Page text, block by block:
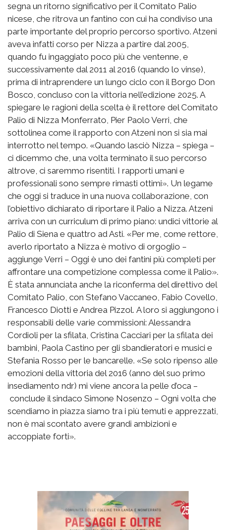
segna un ritorno significativo per il Comitato Palio
nicese, che ritrova un fantino con cui ha condiviso una
parte importante del proprio percorso sportivo. Atzeni
aveva infatti corso per Nizza a partire dal 2005,
quando fu ingaggiato poco più che ventenne, e
successivamente dal 2011 al 2016 (quando lo vinse),
prima di intraprendere un lungo ciclo con il Borgo Don
Bosco, concluso con la vittoria nell’edizione 2025. A
spiegare le ragioni della scelta è il rettore del Comitato
Palio di Nizza Monferrato, Pier Paolo Verri, che
sottolinea come il rapporto con Atzeni non si sia mai
interrotto nel tempo. «Quando lasciò Nizza – spiega –
ci dicemmo che, una volta terminato il suo percorso
altrove, ci saremmo risentiti. I rapporti umani e
professionali sono sempre rimasti ottimi». Un legame
che oggi si traduce in una nuova collaborazione, con
l’obiettivo dichiarato di riportare il Palio a Nizza. Atzeni
arriva con un curriculum di primo piano: undici vittorie al
Palio di Siena e quattro ad Asti. «Per me, come rettore,
averlo riportato a Nizza è motivo di orgoglio –
aggiunge Verri – Oggi è uno dei fantini più completi per
affrontare una competizione complessa come il Palio».
È stata annunciata anche la riconferma del direttivo del
Comitato Palio, con Stefano Vaccaneo, Fabio Covello,
Francesco Diotti e Andrea Pizzol. A loro si aggiungono i
responsabili delle varie commissioni: Alessandra
Cordioli per la sfilata, Cristina Cacciari per la sfilata dei
bambini, Paola Castino per gli sbandieratori e musici e
Stefania Rosso per le bancarelle. «Se solo ripenso alle
emozioni della vittoria del 2016 (anno del suo primo
insediamento ndr) mi viene ancora la pelle d’oca –
conclude il sindaco Simone Nosenzo – Ogni volta che
scendiamo in piazza siamo tra i più temuti e apprezzati,
non è mai scontato avere grandi ambizioni e
accoppiate forti».